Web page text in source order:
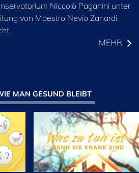
Niccolò Paganini unter
von Maestro Nevio Zanardi
MEHR
MAN GESUND BLEIBT